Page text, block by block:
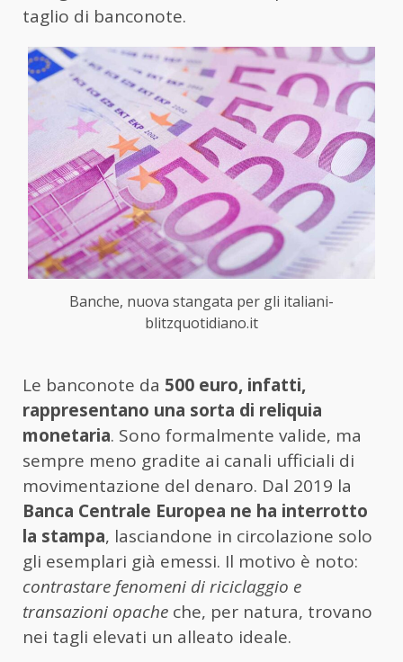
taglio di banconote.
Banche, nuova stangata per gli italiani-
blitzquotidiano.it
Le banconote da 500 euro, infatti,
rappresentano una sorta di reliquia
monetaria. Sono formalmente valide, ma
sempre meno gradite ai canali ufficiali di
movimentazione del denaro. Dal 2019 la
Banca Centrale Europea ne ha interrotto
la stampa, lasciandone in circolazione solo
gli esemplari già emessi. Il motivo è noto:
contrastare fenomeni di riciclaggio e
transazioni opache che, per natura, trovano
nei tagli elevati un alleato ideale.